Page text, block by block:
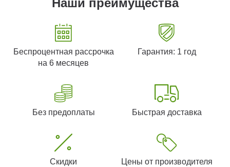
Наши преимущества
Беспроцентная рассрочка
на 6 месяцев
Гарантия: 1 год
Без предоплаты Быстрая доставка
Скидки Цены от производителя